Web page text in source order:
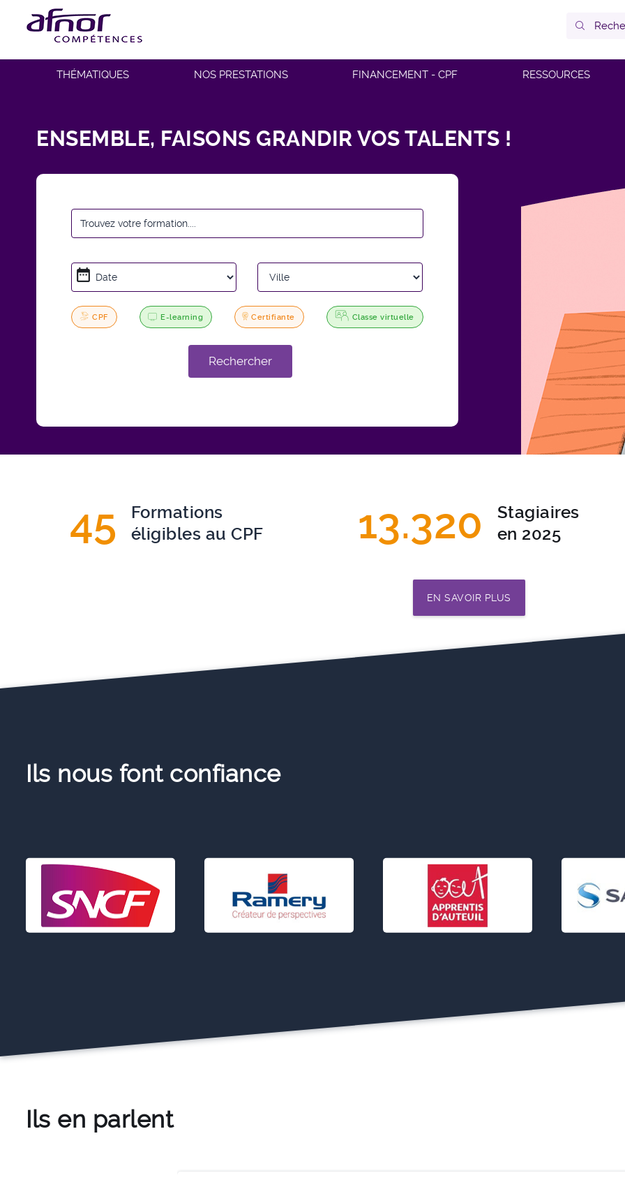
THÉMATIQUES NOS PRESTATIONS FINANCEMENT - CPF RESSOURCES
ENSEMBLE, FAISONS GRANDIR VOS TALENTS !
date_range
CPF E-learning Certifiante Classe virtuelle
Rechercher
45
Formations
éligibles au CPF
13.320
Stagiaires
en 2025
EN SAVOIR PLUS
Ils nous font confiance
Ils en parlent